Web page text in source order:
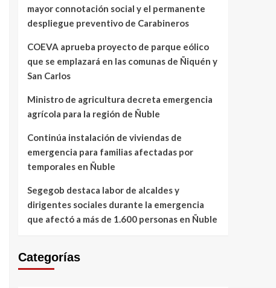
mayor connotación social y el permanente
despliegue preventivo de Carabineros
COEVA aprueba proyecto de parque eólico
que se emplazará en las comunas de Ñiquén y
San Carlos
Ministro de agricultura decreta emergencia
agrícola para la región de Ñuble
Continúa instalación de viviendas de
emergencia para familias afectadas por
temporales en Ñuble
Segegob destaca labor de alcaldes y
dirigentes sociales durante la emergencia
que afectó a más de 1.600 personas en Ñuble
Categorías